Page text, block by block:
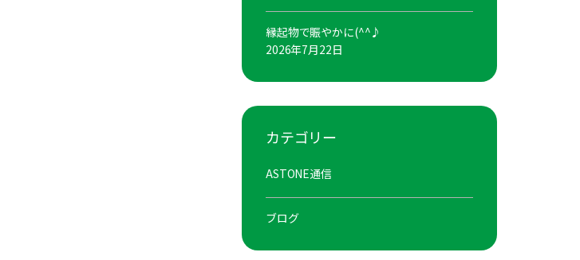
縁起物で賑やかに(^^♪
2026年7月22日
カテゴリー
ASTONE通信
ブログ